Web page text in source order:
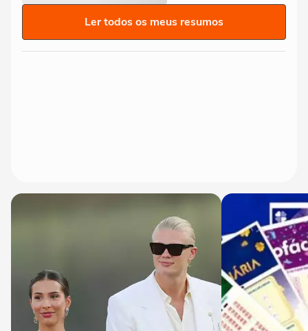
Ler todos os meus resumos